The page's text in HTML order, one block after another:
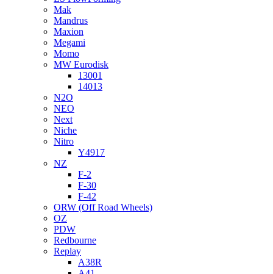
Mak
Mandrus
Maxion
Megami
Momo
MW Eurodisk
13001
14013
N2O
NEO
Next
Niche
Nitro
Y4917
NZ
F-2
F-30
F-42
ORW (Off Road Wheels)
OZ
PDW
Redbourne
Replay
A38R